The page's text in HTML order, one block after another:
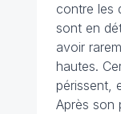
contre les
sont en
avoir
hautes.
périssent,
Après son